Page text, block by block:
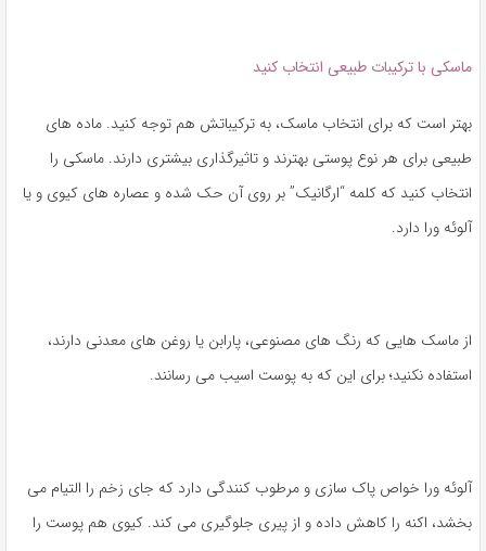
ماسکی با ترکیبات طبیعی انتخاب کنید
بهتر است که برای انتخاب ماسک، به ترکیباتش هم توجه کنید. ماده های
طبیعی برای هر نوع پوستی بهترند و تاثیرگذاری بیشتری دارند. ماسکی را
انتخاب کنید که کلمه “ارگانیک” بر روی آن حک شده و عصاره های کیوی و یا
آلوئه ورا دارد.
از ماسک هایی که رنگ های مصنوعی، پارابن یا روغن های معدنی دارند،
استفاده نکنید؛ برای این که به پوست اسیب می رسانند.
آلوئه ورا خواص پاک سازی و مرطوب کنندگی دارد که جای زخم را التیام می
بخشد، اکنه را کاهش داده و از پیری جلوگیری می کند. کیوی هم پوست را